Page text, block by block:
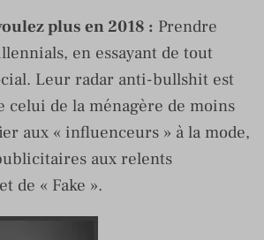
plus en 2018 : Prendre
en essayant de tout
Leur radar anti-bullshit est
celui de la ménagère de moins
aux « influenceurs » à la mode,
aux relents
de « Fake ».